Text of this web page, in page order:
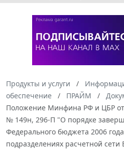
Продукты и услуги
обеспечение
ПРАЙМ
Положение Минфина РФ и ЦБР
№ 149н, 296-П "О порядке
Федерального бюджета 2006
подразделениях расчетной